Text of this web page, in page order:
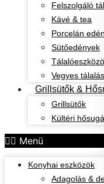
Felszolgáló
Kávé & tea
Porcelán
Sütőedények
Vegyes
Grillsütők &
Grillsütők
Kültéri
Menü
Konyhai eszközök
Adagolás &